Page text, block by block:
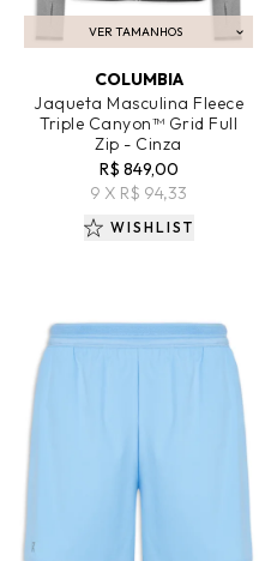
VER TAMANHOS
ADICIONAR AO CARRINHO
COLUMBIA
Jaqueta Masculina Fleece
Triple Canyon™ Grid Full
Zip - Cinza
R$ 849,00
9 X R$ 94,33
WISHLIST